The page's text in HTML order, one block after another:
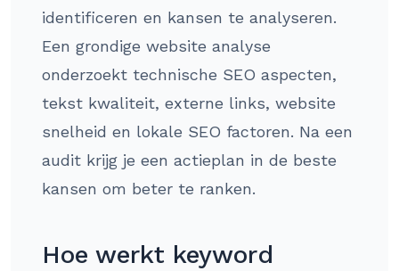
identificeren en kansen te analyseren.
Een grondige website analyse
onderzoekt technische SEO aspecten,
tekst kwaliteit, externe links, website
snelheid en lokale SEO factoren. Na een
audit krijg je een actieplan in de beste
kansen om beter te ranken.
Hoe werkt keyword